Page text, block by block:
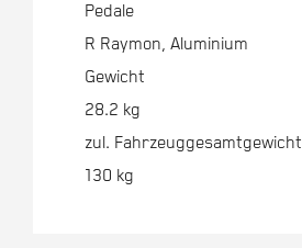
Pedale
R Raymon, Aluminium
Gewicht
28.2 kg
zul. Fahrzeuggesamtgewicht
130 kg